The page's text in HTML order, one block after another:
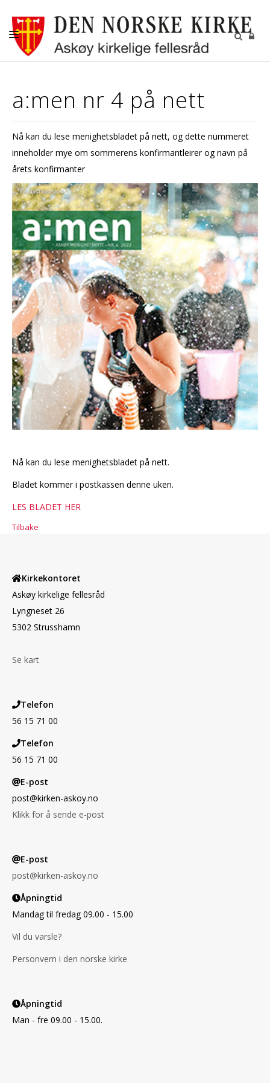
KALENDER
BARN
DIAKONI
UNGDOM
MENIGHETSBLADET
a:men nr 4 på nett
Nå kan du lese menighetsbladet på nett, og dette nummeret
inneholder mye om sommerens konfirmantleirer og navn på
årets konfirmanter
Nå kan du lese menighetsbladet på nett.
Bladet kommer i postkassen denne uken.
LES BLADET HER
Tilbake
Kirkekontoret
Askøy kirkelige fellesråd
Lyngneset 26
5302 Strusshamn
Se kart
Telefon
56 15 71 00
Telefon
56 15 71 00
E-post
post@kirken-askoy.no
Klikk for å sende e-post
E-post
post@kirken-askoy.no
Åpningtid
Mandag til fredag 09.00 - 15.00
Vil du varsle?
Personvern i den norske kirke
Åpningtid
Man - fre 09.00 - 15.00.